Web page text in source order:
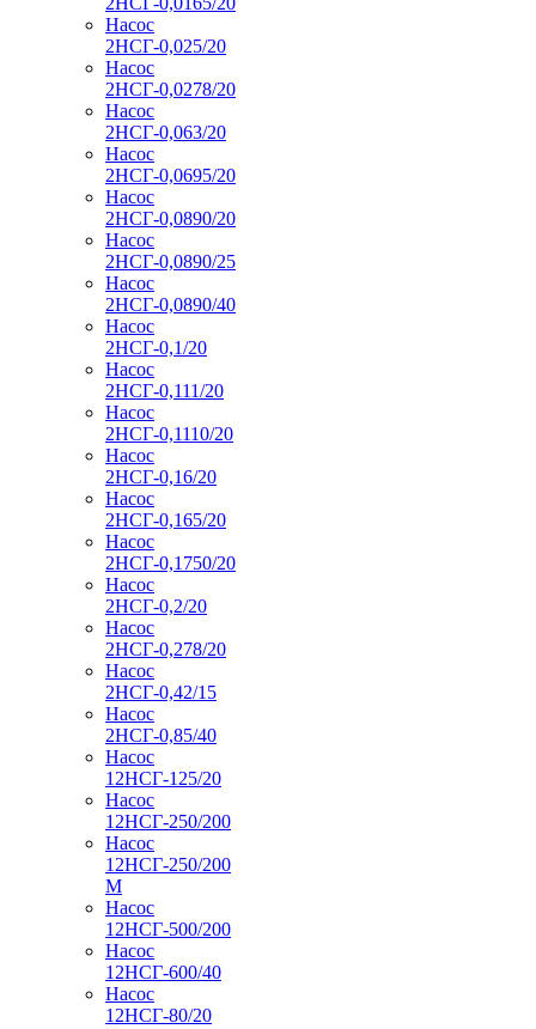
Насос
2НСГ-0,025/20
Насос
2НСГ-0,0278/20
Насос
2НСГ-0,063/20
Насос
2НСГ-0,0695/20
Насос
2НСГ-0,0890/20
Насос
2НСГ-0,0890/25
Насос
2НСГ-0,0890/40
Насос
2НСГ-0,1/20
Насос
2НСГ-0,111/20
Насос
2НСГ-0,1110/20
Насос
2НСГ-0,16/20
Насос
2НСГ-0,165/20
Насос
2НСГ-0,1750/20
Насос
2НСГ-0,2/20
Насос
2НСГ-0,278/20
Насос
2НСГ-0,42/15
Насос
2НСГ-0,85/40
Насос
12НСГ-125/20
Насос
12НСГ-250/200
Насос
12НСГ-250/200
М
Насос
12НСГ-500/200
Насос
12НСГ-600/40
Насос
12НСГ-80/20